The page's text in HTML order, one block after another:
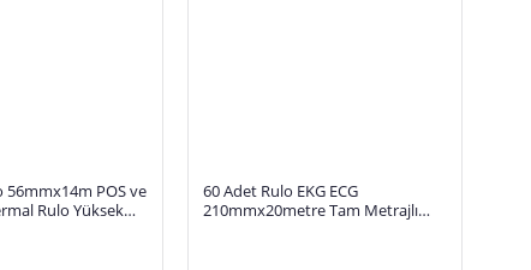
56mmx14m POS ve
Rulo Yüksek
60 Adet Rulo EKG ECG
210mmx20metre Tam Metrajlı